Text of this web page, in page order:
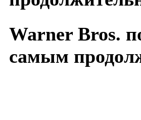
Warner Bros.
самым